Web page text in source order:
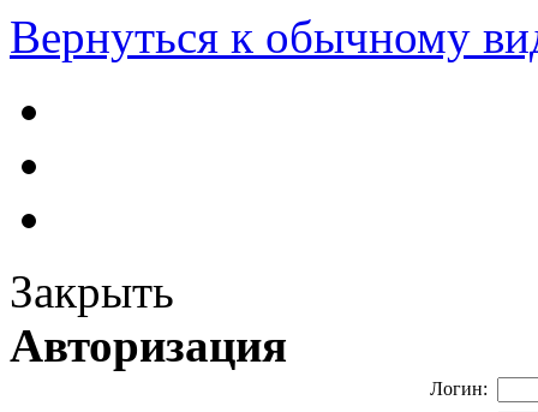
Вернуться к обычному
Закрыть
Авторизация
Логин: